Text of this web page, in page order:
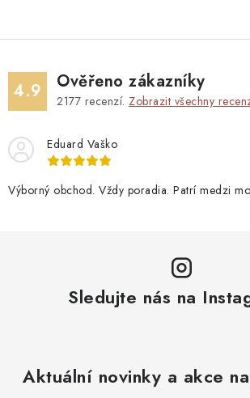
4.9 Ověřeno zákazníky
2177 recenzí. Zobrazit všechny
Eduard Vaško
Výborný obchod. Vždy poradia. Patrí medzi
Sledujte nás na
Aktuální novinky a akce